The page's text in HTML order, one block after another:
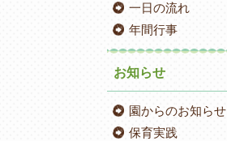
一日の流れ
年間行事
お知らせ
園からのお知らせ
保育実践